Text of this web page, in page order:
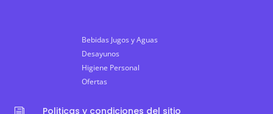
Bebidas Jugos y Aguas
Desayunos
Higiene Personal
Ofertas
Politicas y condiciones del sitio